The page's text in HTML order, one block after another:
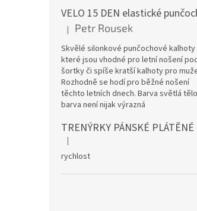
Hodnocení produktu je 5 z 5 hvězdiček.
| Petr Rousek
Skvělé silonkové punčochové kalhoty
které jsou vhodné pro letní nošení
šortky či spíše kratší kalhoty pro
Rozhodně se hodí pro běžné nošení
těchto letních dnech. Barva světlá
barva není nijak výrazná
TRENÝRKY PÁNSKÉ PLÁTĚNÉ
Hodnocení produktu je 5 z 5 hvězdiček.
|
rychlost